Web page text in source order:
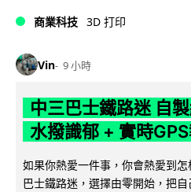
商業科技 3D 打印
Vin 9 小時
中三巴士鐵路迷 自
水撥識郁 + 實時
如果你熱愛一件事，你會熱愛到
巴士鐵路迷，選擇由零開始，把